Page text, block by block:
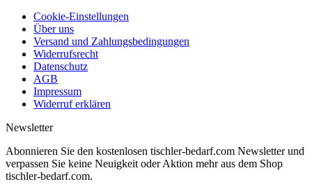
Cookie-Einstellungen
Über uns
Versand und Zahlungsbedingungen
Widerrufsrecht
Datenschutz
AGB
Impressum
Widerruf erklären
Newsletter
Abonnieren Sie den kostenlosen tischler-bedarf.com Newsletter und
verpassen Sie keine Neuigkeit oder Aktion mehr aus dem Shop
tischler-bedarf.com.